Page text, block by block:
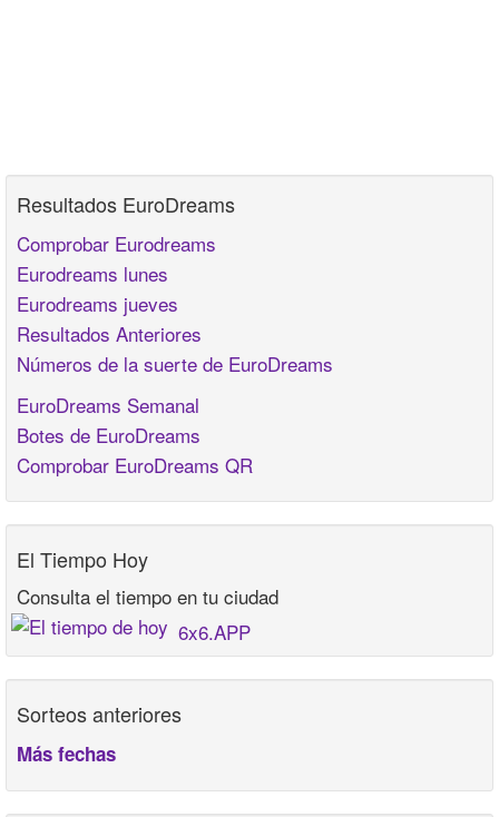
Resultados EuroDreams
Comprobar Eurodreams
Eurodreams lunes
Eurodreams jueves
Resultados Anteriores
Números de la suerte de EuroDreams
EuroDreams Semanal
Botes de EuroDreams
Comprobar EuroDreams QR
El Tiempo Hoy
Consulta el tiempo en tu ciudad
6x6.APP
Sorteos anteriores
Más fechas